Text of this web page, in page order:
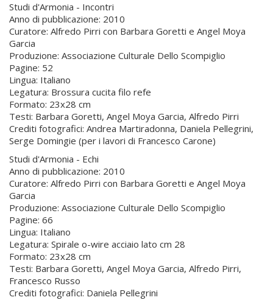
Studi d'Armonia - Incontri
Anno di pubblicazione: 2010
Curatore: Alfredo Pirri con Barbara Goretti e Angel Moya
Garcia
Produzione: Associazione Culturale Dello Scompiglio
Pagine: 52
Lingua: Italiano
Legatura: Brossura cucita filo refe
Formato: 23x28 cm
Testi: Barbara Goretti, Angel Moya Garcia, Alfredo Pirri
Crediti fotografici: Andrea Martiradonna, Daniela Pellegrini,
Serge Domingie (per i lavori di Francesco Carone)
Studi d'Armonia - Echi
Anno di pubblicazione: 2010
Curatore: Alfredo Pirri con Barbara Goretti e Angel Moya
Garcia
Produzione: Associazione Culturale Dello Scompiglio
Pagine: 66
Lingua: Italiano
Legatura: Spirale o-wire acciaio lato cm 28
Formato: 23x28 cm
Testi: Barbara Goretti, Angel Moya Garcia, Alfredo Pirri,
Francesco Russo
Crediti fotografici: Daniela Pellegrini